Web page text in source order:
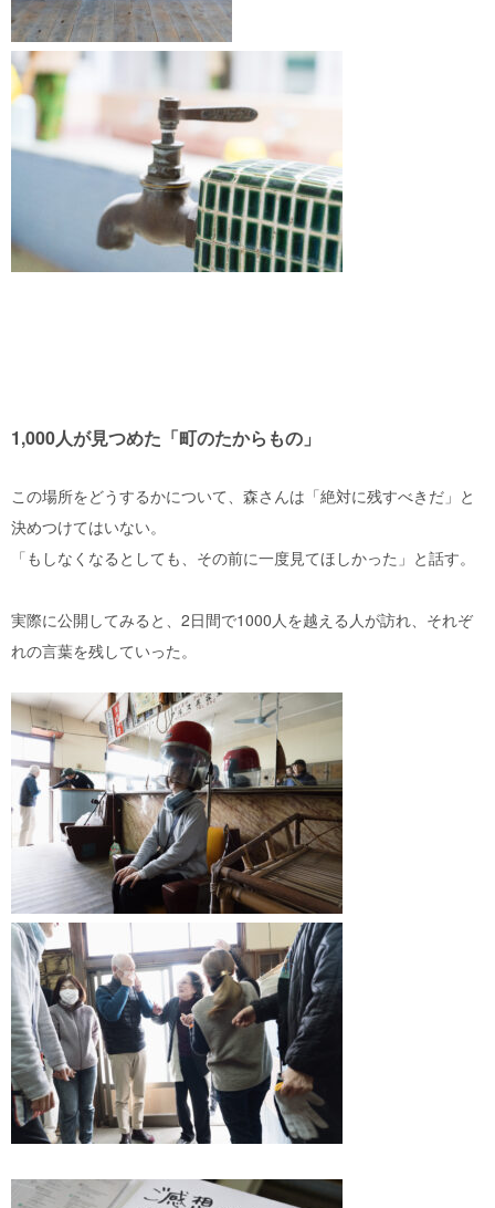
1,000人が見つめた「町のたからもの」
この場所をどうするかについて、森さんは「絶対に残すべきだ」と
決めつけてはいない。
「もしなくなるとしても、その前に一度見てほしかった」と話す。
実際に公開してみると、2日間で1000人を越える人が訪れ、それぞ
れの言葉を残していった。